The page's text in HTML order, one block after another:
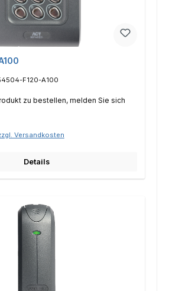
F120-A100
zu bestellen, melden Sie sich
Versandkosten
Details